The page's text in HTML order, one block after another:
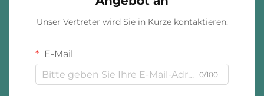
Unser Vertreter wird Sie in Kürze kontaktieren.
E-Mail
0/100